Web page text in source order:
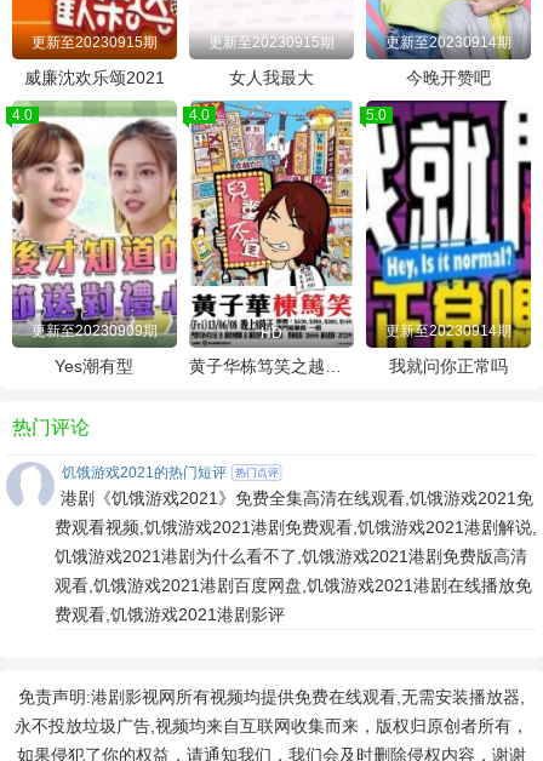
更新至20230915期
威廉沈欢乐颂2021
更新至20230915期
女人我最大
更新至20230914期
今晚开赞吧
4.0
更新至20230909期
Yes潮有型
4.0
HD
5.0
更新至20230914期
我就问你正常吗
热门评论
饥饿游戏2021的热门短评 热门点评
港剧《饥饿游戏2021》免费全集高清在线观看,饥饿游戏2021免
费观看视频,饥饿游戏2021港剧免费观看,饥饿游戏2021港剧解说,
饥饿游戏2021港剧为什么看不了,饥饿游戏2021港剧免费版高清
观看,饥饿游戏2021港剧百度网盘,饥饿游戏2021港剧在线播放免
费观看,饥饿游戏2021港剧影评
免责声明:港剧影视网所有视频均提供免费在线观看,无需安装播放器,
永不投放垃圾广告,视频均来自互联网收集而来，版权归原创者所有，
如果侵犯了你的权益，请通知我们，我们会及时删除侵权内容，谢谢